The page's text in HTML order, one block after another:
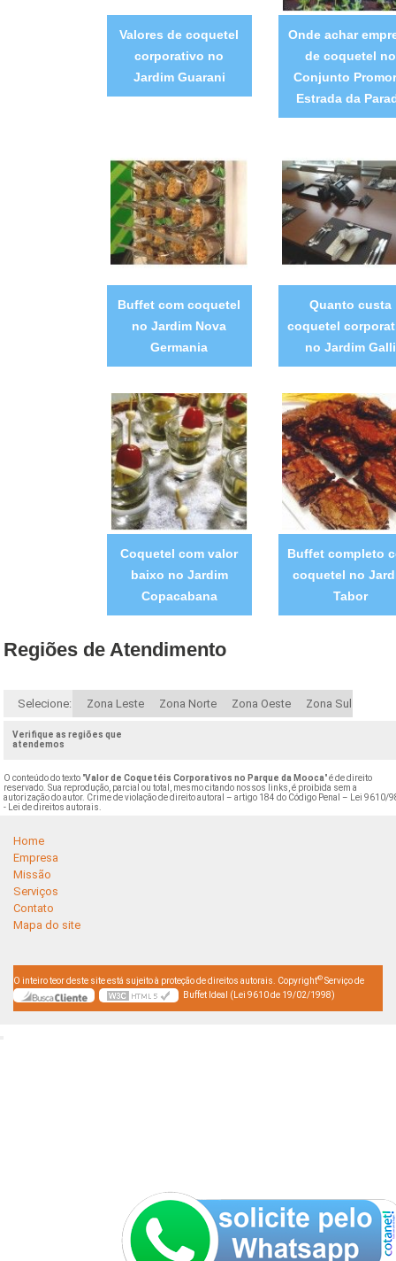
Valores de coquetel
corporativo no
Jardim Guarani
Onde achar
de coquetel no
Conjunto
Estrada da
Buffet com coquetel
no Jardim Nova
Germania
Quanto custa
coquetel
no Jardim Galli
Coquetel com valor
baixo no Jardim
Copacabana
Buffet completo
coquetel no
Tabor
Regiões de Atendimento
Selecione: Zona Leste Zona Norte Zona Oeste Zona Sul
Verifique as regiões que
atendemos
O conteúdo do texto "Valor de Coquetéis Corporativos no Parque da Mooca" é de direito
reservado. Sua reprodução, parcial ou total, mesmo citando nossos links, é proibida sem a
autorização do autor. Crime de violação de direito autoral – artigo 184 do Código Penal –
Lei 9610/
- Lei de direitos autorais
Home
Empresa
Missão
Serviços
Contato
Mapa do site
O inteiro teor deste site está sujeito à proteção de direitos autorais. Copyright© Serviço de
Buffet Ideal (Lei 9610 de 19/02/1998)